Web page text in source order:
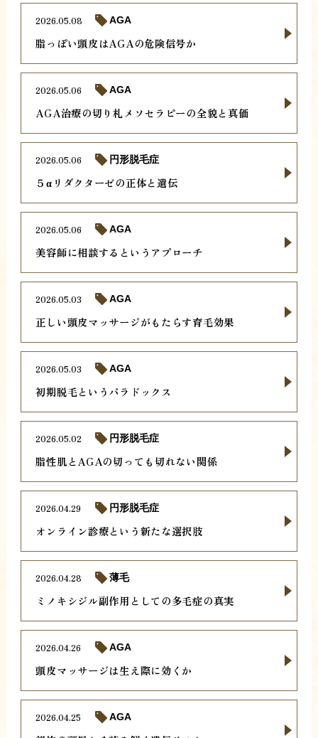
脂っぽい頭皮はAGAの危険信号か
2026.05.08 AGA
AGA治療の切り札メソセラピーの全貌と真価
2026.05.06 AGA
５αリダクターゼの正体と遺伝
2026.05.06 円形脱毛症
美容師に相談するというアプローチ
2026.05.06 AGA
正しい頭皮マッサージがもたらす育毛効果
2026.05.03 AGA
初期脱毛というパラドックス
2026.05.03 AGA
脂性肌とAGAの切っても切れない関係
2026.05.02 円形脱毛症
オンライン診療という新たな選択肢
2026.04.29 円形脱毛症
ミノキシジル副作用としての多毛症の真実
2026.04.28 薄毛
頭皮マッサージは生え際に効くか
2026.04.26 AGA
2026.04.25 AGA